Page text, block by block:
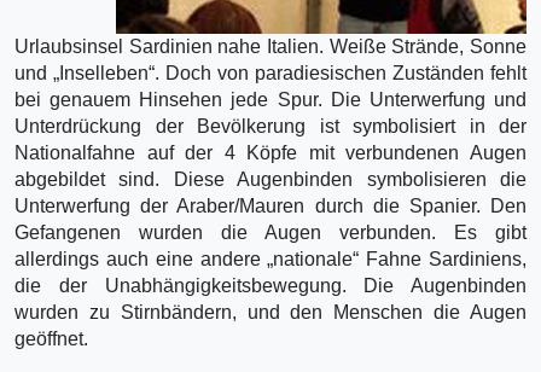
Urlaubsinsel Sardinien nahe Italien. Weiße Strände, Sonne
und „Inselleben“. Doch von paradiesischen Zuständen fehlt
bei genauem Hinsehen jede Spur. Die Unterwerfung und
Unterdrückung der Bevölkerung ist symbolisiert in der
Nationalfahne auf der 4 Köpfe mit verbundenen Augen
abgebildet sind. Diese Augenbinden symbolisieren die
Unterwerfung der Araber/Mauren durch die Spanier. Den
Gefangenen wurden die Augen verbunden. Es gibt
allerdings auch eine andere „nationale“ Fahne Sardiniens,
die der Unabhängigkeitsbewegung. Die Augenbinden
wurden zu Stirnbändern, und den Menschen die Augen
geöffnet.